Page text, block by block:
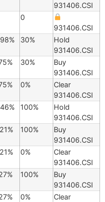
931406.CSI
0
931406.CSI
30%
Hold
931406.CSI
30%
Buy
931406.CSI
0%
Clear
931406.CSI
100%
Hold
931406.CSI
100%
Buy
931406.CSI
0%
Clear
931406.CSI
100%
Buy
931406.CSI
0%
Clear